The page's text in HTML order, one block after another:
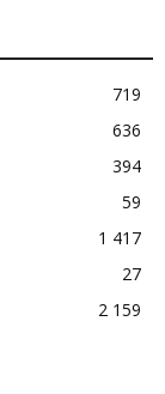
719
636
394
59
1 417
27
2 159